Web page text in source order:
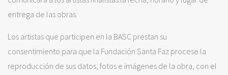
entrega de las obras.
Los artistas que participen en la BASC prestan su
consentimiento para que la Fundación Santa Faz procese la
reproducción de sus datos, fotos e imágenes de la obra, con el